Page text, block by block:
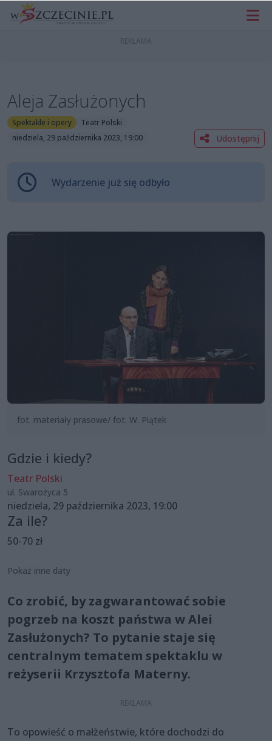
Aleja Zasłużonych
Spektakle i opery
Teatr Polski
niedziela, 29 października 2023, 19:00
Udostępnij
Wydarzenie już się odbyło
fot. materiały prasowe/ fot. W. Piątek
Gdzie i kiedy?
Teatr Polski
ul. Swarożyca 5
niedziela, 29 października 2023, 19:00
Za ile?
50-70 zł
Pokaż inne daty
Co zrobić, by zagwarantować sobie
pogrzeb na koszt państwa w Alei
Zasłużonych? To pytanie staje się
centralnym tematem spektaklu w
reżyserii Krzysztofa Materny.
To opowieść o małżeństwie, które dochodzi do